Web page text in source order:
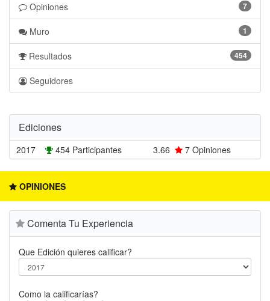
7
Opiniones
1
Muro
454
Resultados
Seguidores
Ediciones
2017 454 Participantes 3.66 7 Opiniones
OPINIONES
Comenta Tu Experiencia
Que Edición quieres calificar?
Como la calificarías?